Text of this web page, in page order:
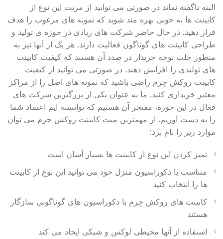
البته ناگفته نماند در صورتی می توانید از مزیت این نوع از
کابینت ها به خوبی بهره مند شوید که نمونه های مرغوب را هدف
قرار دهید. در حال حاضر شرکت های زیادی در حوزه ی تولید و
طراحی کابینت های گوناگون فعالیت دارند. هر یک از آنها نیز به
منظور جلب توجه خریدار در صدد آن هستند که کیفیت کابینت
های تولیدی را افزایش دهند. در صورتی می توانید از کیفیت
کابینت روکش چرم راضی باشید که نمونه های اصل را از مراکز
معتبر خریداری کنید. ما به عنوان یکی از بزرگترین شرکت های
فعال در این حوزه، مفتخر آن هستیم که توانسته ایم اعتماد شما
را به دست آوریم. از مهمترین میت کابینت روکش چرم می توان
موارد زیر را نام برد:
تمیز کردن این نوع از کابینت ها بسیار آسان است
متناسب با دکوراسیون منزل خود می توانید این نوع از کابینت
ها را انتخاب کنید
کابینت های روکش چرم با دکوراسیون های گوناگونی سازگار
هستند
استفاده از آنها محیطی لوکس و شیکی ایجاد می کند